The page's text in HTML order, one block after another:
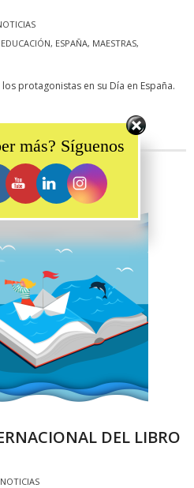
EDUCACIÓN, ESPAÑA, MAESTRAS,
protagonistas en su Día en España.
DEL LIBRO
NOTICIAS
más? Síguenos